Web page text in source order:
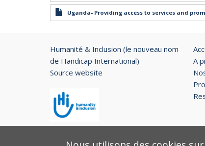
Uganda- Providing access to services and
Humanité & Inclusion (le nouveau nom
de Handicap International)
Source website
A
Copyright © 2026. Tous droits réservés.